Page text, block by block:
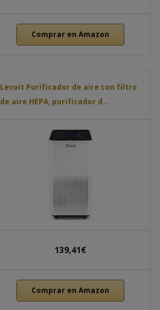
Comprar en Amazon
Levoit Purificador de aire con filtro
de aire HEPA, purificador d…
139,41€
Comprar en Amazon